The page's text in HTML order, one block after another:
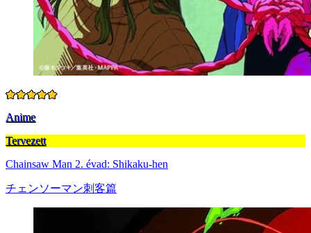
Anime
Tervezett
Chainsaw Man 2. évad: Shikaku-hen
チェンソーマン刺客篇